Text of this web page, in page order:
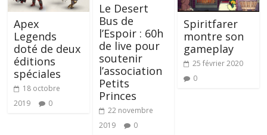
Apex
Legends
doté de deux
éditions
spéciales
18 octobre
2019
0
Le Desert
Bus de
l’Espoir : 60h
de live pour
soutenir
l’association
Petits
Princes
22 novembre
2019
0
Spiritfarer
montre son
gameplay
25 février 2020
0